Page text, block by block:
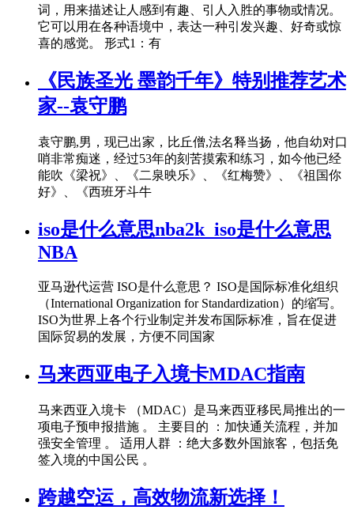
词，用来描述让人感到有趣、引人入胜的事物或情况。
它可以用在各种语境中，表达一种引发兴趣、好奇或惊
喜的感觉。 形式1：有
《民族圣光 墨韵千年》特别推荐艺术
家--袁守鹏
袁守鹏,男，现已出家，比丘僧,法名释当扬，他自幼对口
哨非常痴迷，经过53年的刻苦摸索和练习，如今他已经
能吹《梁祝》、《二泉映乐》、《红梅赞》、《祖国你
好》、《西班牙斗牛
iso是什么意思nba2k_iso是什么意思
NBA
亚马逊代运营 ISO是什么意思？ ISO是国际标准化组织
（International Organization for Standardization）的缩写。
ISO为世界上各个行业制定并发布国际标准，旨在促进
国际贸易的发展，方便不同国家
马来西亚电子入境卡MDAC指南
马来西亚入境卡 （MDAC）是马来西亚移民局推出的一
项电子预申报措施 。 主要目的 ：加快通关流程，并加
强安全管理 。 适用人群 ：绝大多数外国旅客，包括免
签入境的中国公民 。
跨越空运，高效物流新选择！